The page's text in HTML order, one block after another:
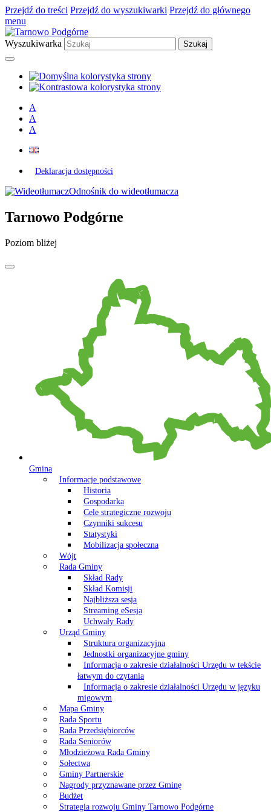
Przejdź do treści Przejdź do wyszukiwarki Przejdź do głównego
menu
Wyszukiwarka
A
A
A
Deklaracja dostępności
Odnośnik do wideotłumacza
Tarnowo Podgórne
Poziom bliżej
Gmina
Informacje podstawowe
Historia
Gospodarka
Cele strategiczne rozwoju
Czynniki sukcesu
Statystyki
Mobilizacja społeczna
Wójt
Rada Gminy
Skład Rady
Skład Komisji
Najbliższa sesja
Streaming eSesja
Uchwały Rady
Urząd Gminy
Struktura organizacyjna
Jednostki organizacyjne gminy
Informacja o zakresie działalności Urzędu w tekście
łatwym do czytania
Informacja o zakresie działalności Urzędu w języku
migowym
Mapa Gminy
Rada Sportu
Rada Przedsiębiorców
Rada Seniorów
Młodzieżowa Rada Gminy
Sołectwa
Gminy Partnerskie
Nagrody przyznawane przez Gminę
Budżet
Strategia rozwoju Gminy Tarnowo Podgórne